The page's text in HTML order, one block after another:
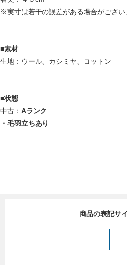
※実寸は若干の誤差がある場合がござい
■素材
生地：ウール、カシミヤ、コットン
■状態
中古： Aランク
・毛羽立ちあり
商品の表記サ